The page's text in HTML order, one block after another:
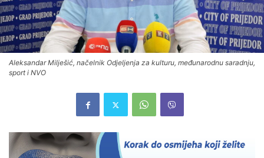
Aleksandar Milješić, načelnik Odjeljenja za kulturu, međunarodnu saradnju,
sport i NVO